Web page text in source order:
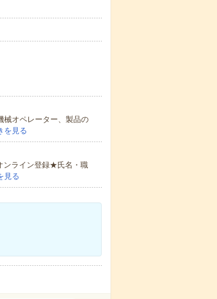
械オペレーター、製品の
を見る
ンライン登録★氏名・職
見る